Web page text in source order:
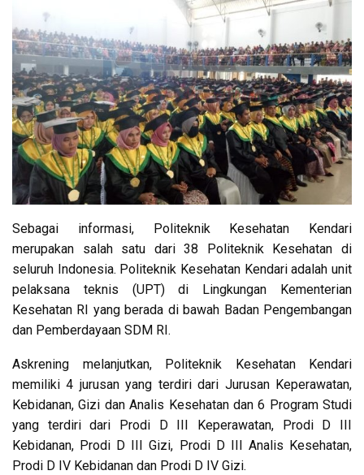
Sebagai informasi, Politeknik Kesehatan Kendari
merupakan salah satu dari 38 Politeknik Kesehatan di
seluruh Indonesia. Politeknik Kesehatan Kendari adalah unit
pelaksana teknis (UPT) di Lingkungan Kementerian
Kesehatan RI yang berada di bawah Badan Pengembangan
dan Pemberdayaan SDM RI.
Askrening melanjutkan, Politeknik Kesehatan Kendari
memiliki 4 jurusan yang terdiri dari Jurusan Keperawatan,
Kebidanan, Gizi dan Analis Kesehatan dan 6 Program Studi
yang terdiri dari Prodi D III Keperawatan, Prodi D III
Kebidanan, Prodi D III Gizi, Prodi D III Analis Kesehatan,
Prodi D IV Kebidanan dan Prodi D IV Gizi.